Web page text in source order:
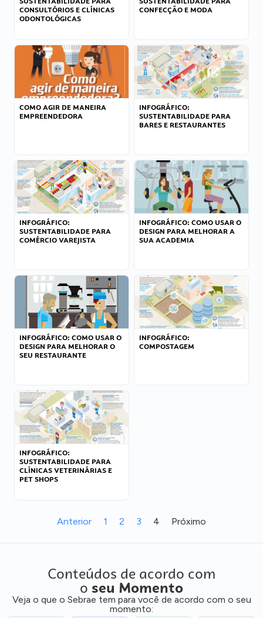
CONSULTÓRIOS E CLÍNICAS
ODONTOLÓGICAS
CONFECÇÃO E MODA
COMO AGIR DE MANEIRA
EMPREENDEDORA
INFOGRÁFICO:
SUSTENTABILIDADE PARA
BARES E RESTAURANTES
INFOGRÁFICO:
SUSTENTABILIDADE PARA
COMÉRCIO VAREJISTA
INFOGRÁFICO: COMO USAR O
DESIGN PARA MELHORAR A
SUA ACADEMIA
INFOGRÁFICO: COMO USAR O
DESIGN PARA MELHORAR O
SEU RESTAURANTE
INFOGRÁFICO:
COMPOSTAGEM
INFOGRÁFICO:
SUSTENTABILIDADE PARA
CLÍNICAS VETERINÁRIAS E
PET SHOPS
Anterior 1 2 3 4 Próximo
Conteúdos de acordo com
o seu Momento
Veja o que o Sebrae tem para você de acordo com o seu
momento: